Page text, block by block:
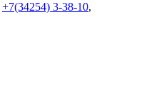
+7(34254) 3-38-10,